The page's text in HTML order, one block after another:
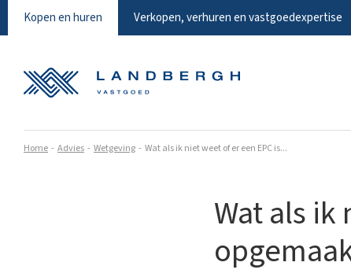
Kopen en huren Verkopen, verhuren en vastgoedexpertise
Home Advies Wetgeving Wat als ik niet weet of er een EPC is...
Wat als ik